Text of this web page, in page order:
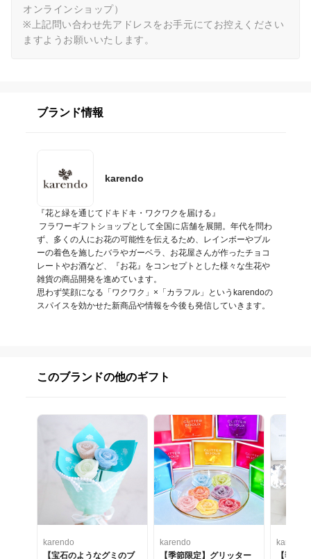
オンラインショップ）
※上記問い合わせ先アドレスをお手元にてお控えください
ますようお願いいたします。
ブランド情報
karendo
『花と緑を通じてドキドキ・ワクワクを届ける』
ず、多くの人にお花の可能性を伝えるため、レインボーやブル
ーの着色を施したバラやガーベラ、お花屋さんが作ったチョコ
レートやお酒など、『お花』をコンセプトとした様々な生花や
雑貨の商品開発を進めています。
思わず笑顔になる「ワクワク」×「カラフル」というkarendoの
スパイスを効かせた新商品や情報を今後も発信していきます。
このブランドの他のギフト
karendo
【宝石のようなグミのブ
karendo
【季節限定】グリッター
karendo
【季節